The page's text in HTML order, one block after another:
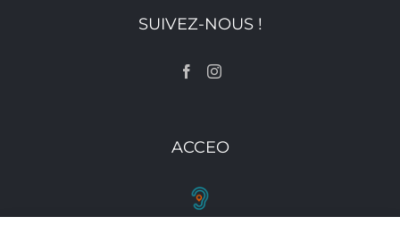
SUIVEZ-NOUS !
ACCEO